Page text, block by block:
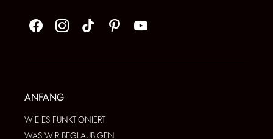
ANFANG
WIE ES FUNKTIONIERT
WAS WIR BEGLAUBIGEN